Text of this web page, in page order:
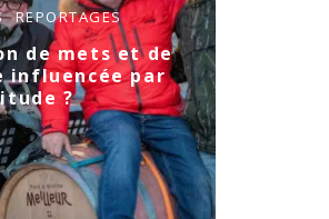
REPORTAGES
de mets et de
influencée par
?